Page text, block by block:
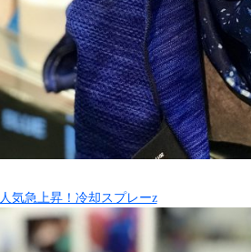
人気急上昇！冷却スプレーz